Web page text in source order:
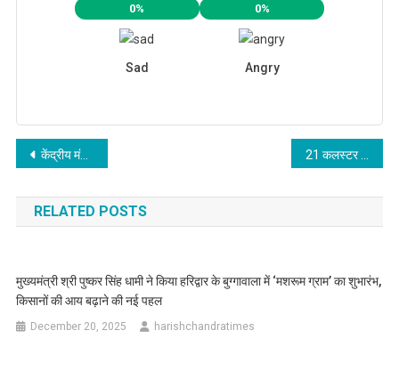
0%
Sad
0%
Angry
Post
navigation
केंद्रीय मंत्री श्री केपी गुर्जर ने युवाओं को सौंपे नियुक्ति पत्र 21 कलस्टर विद्यालयों को मिली मंजूरी, 24 करोड़ स्वीकृत
RELATED POSTS
मुख्यमंत्री श्री पुष्कर सिंह धामी ने किया हरिद्वार के बुग्गावाला में ‘मशरूम ग्राम’ का शुभारंभ,
किसानों की आय बढ़ाने की नई पहल
December 20, 2025 harishchandratimes